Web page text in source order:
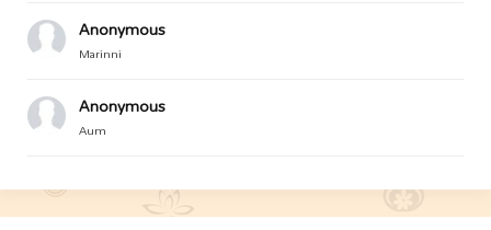
Anonymous
Marinni
Anonymous
Aum